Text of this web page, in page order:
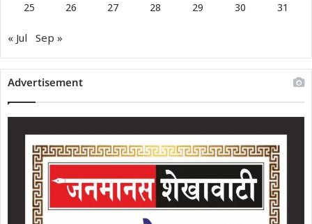
25 26 27 28 29 30 31
« Jul Sep »
Advertisement